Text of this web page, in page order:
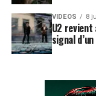
VIDEOS 8
U2 revient
signal